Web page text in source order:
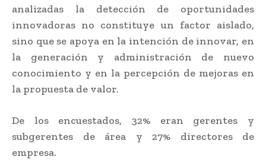
analizadas la detección de oportunidades
innovadoras no constituye un factor aislado,
sino que se apoya en la intención de innovar, en
la generación y administración de nuevo
conocimiento y en la percepción de mejoras en
la propuesta de valor.
De los encuestados, 32% eran gerentes y
subgerentes de área y 27% directores de
empresa.